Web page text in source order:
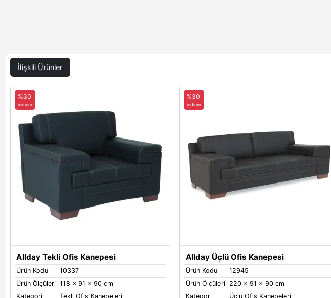
İlişkili Ürünler
Allday Tekli Ofis Kanepesi
Ürün Kodu
10337
Ürün Ölçüleri 118 x 91 x 90 cm
Kategori
Tekli Ofis Kanepeleri
%30
indirim
Allday Üçlü Ofis Kanepesi
Ürün Kodu
12945
Ürün Ölçüleri
220 x 91 x 90 cm
Kategori
Üçlü Ofis Kanepeleri
%30
indirim